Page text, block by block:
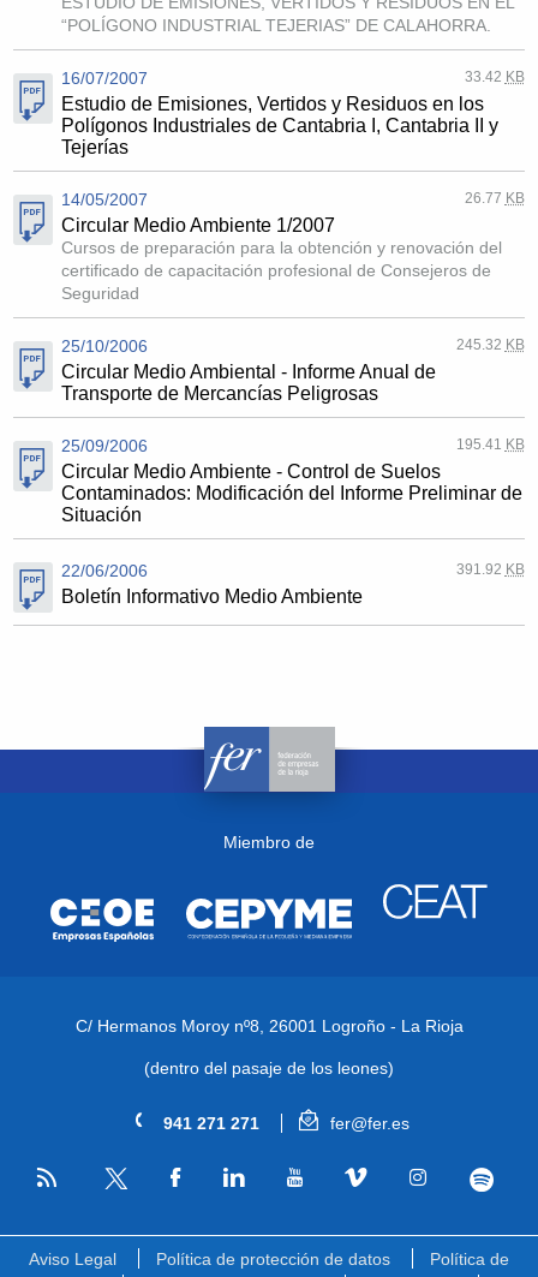
“POLÍGONO INDUSTRIAL TEJERIAS” DE CALAHORRA.
16/07/2007 33.42 KB
Estudio de Emisiones, Vertidos y Residuos en los
Polígonos Industriales de Cantabria I, Cantabria II y
Tejerías
14/05/2007 26.77 KB
Circular Medio Ambiente 1/2007
Cursos de preparación para la obtención y renovación del
certificado de capacitación profesional de Consejeros de
Seguridad
25/10/2006 245.32 KB
Circular Medio Ambiental - Informe Anual de
Transporte de Mercancías Peligrosas
25/09/2006 195.41 KB
Circular Medio Ambiente - Control de Suelos
Contaminados: Modificación del Informe Preliminar de
Situación
22/06/2006 391.92 KB
Boletín Informativo Medio Ambiente
Miembro de
C/ Hermanos Moroy nº8, 26001 Logroño - La Rioja
(dentro del pasaje de los leones)
941 271 271 fer@fer.es
RSS
Aviso Legal Política de protección de datos
Política de